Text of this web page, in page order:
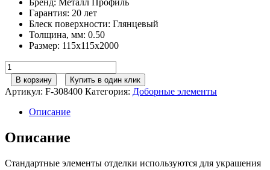
Гарантия: 20 лет
Блеск поверхности: Глянцевый
Толщина, мм: 0.50
Размер: 115х115х2000
Количество
товара
Металл
Профиль
Планка
наружного
115х115х2000
(ПЭ-01-
В корзину Купить в один клик
Артикул: F-308400 Категория: Доборные элементы
Описание
Описание
Стандартные элементы отделки используются для украшения